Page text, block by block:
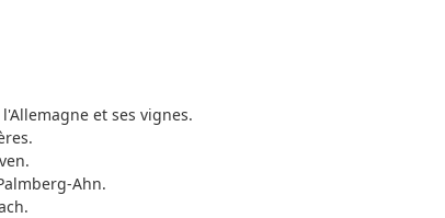
et ses vignes.
Ahn.